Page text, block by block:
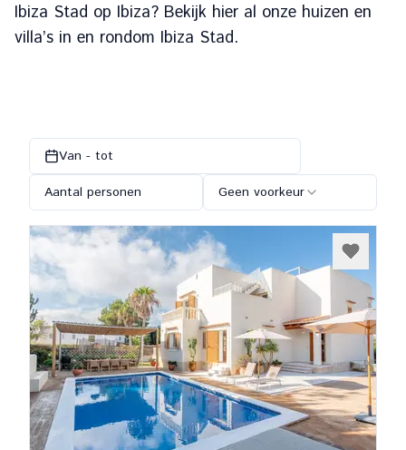
Ibiza Stad op Ibiza? Bekijk hier al onze huizen en
villa’s in en rondom Ibiza Stad.
Van - tot
Aantal personen
Geen voorkeur